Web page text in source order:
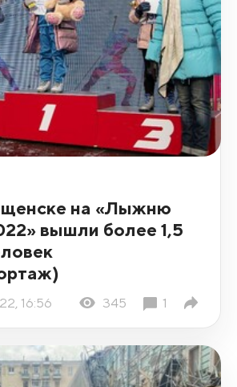
на «Лыжню
вышли более 1,5
16:56 345 1